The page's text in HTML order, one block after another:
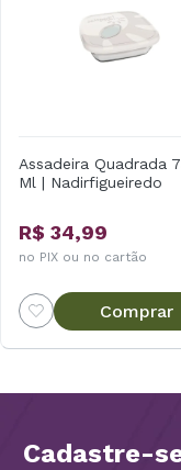
Assadeira Quadrada
Ml | Nadirfigueiredo
R$ 34,99
no PIX ou no cartão
Comprar
Cadastre-